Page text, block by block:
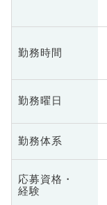
勤務時間
勤務曜日
勤務体系
応募資格・
経験